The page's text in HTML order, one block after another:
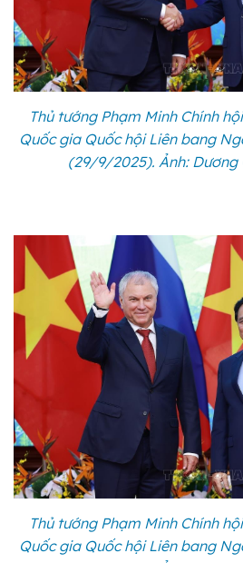
Thủ tướng Phạm Minh Chính
Quốc gia Quốc hội Liên bang
(29/9/2025). Ảnh: Dương
Thủ tướng Phạm Minh Chính
Quốc gia Quốc hội Liên bang